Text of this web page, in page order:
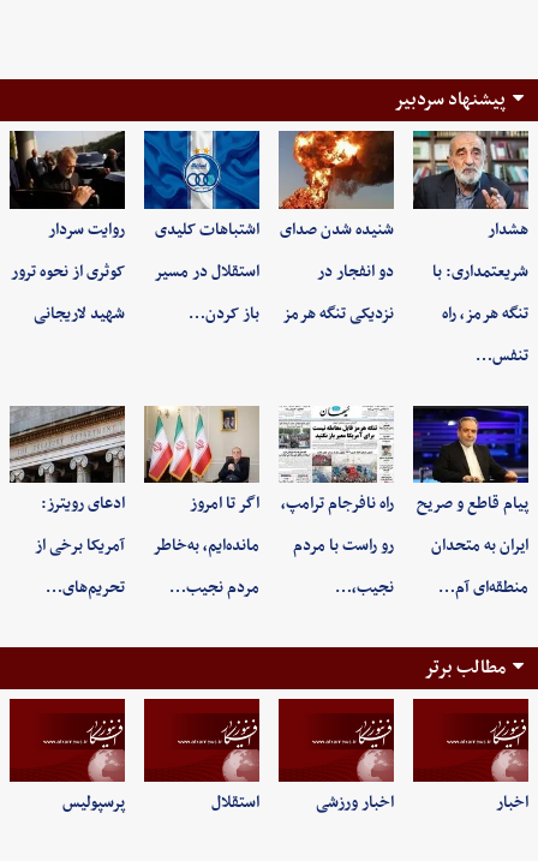
پیشنهاد سردبیر
هشدار
شریعتمداری: با
تنگه هرمز، راه
تنفس…
شنیده شدن صدای
دو انفجار در
نزدیکی تنگه هرمز
اشتباهات کلیدی
استقلال در مسیر
باز کردن…
روایت سردار
کوثری از نحوه ترور
شهید لاریجانی
پیام قاطع و صریح
ایران به متحدان
منطقه‌ای آم…
راه نافرجام ترامپ،
رو راست با مردم
نجیب،…
اگر تا امروز
مانده‌ایم، به‌خاطر
مردم نجیب…
ادعای رویترز:
آمریکا برخی از
تحریم‌های…
مطالب برتر
اخبار اخبار ورزشی استقلال پرسپولیس